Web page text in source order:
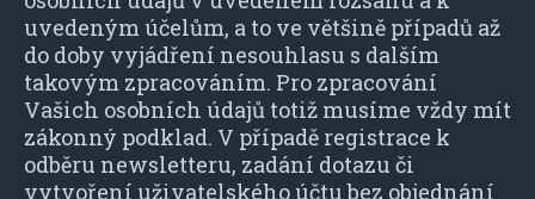
uvedeným účelům, a to ve většině případů až
do doby vyjádření nesouhlasu s dalším
takovým zpracováním. Pro zpracování
Vašich osobních údajů totiž musíme vždy mít
zákonný podklad. V případě registrace k
odběru newsletteru, zadání dotazu či
vytvoření uživatelského účtu bez objednání